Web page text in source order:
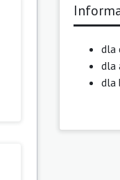
dla
dla
dla